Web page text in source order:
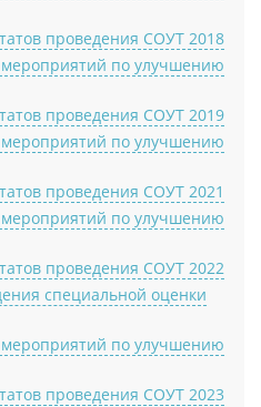
проведения СОУТ 2018
по улучшению
проведения СОУТ 2019
по улучшению
проведения СОУТ 2021
по улучшению
проведения СОУТ 2022
специальной оценки
по улучшению
проведения СОУТ 2023